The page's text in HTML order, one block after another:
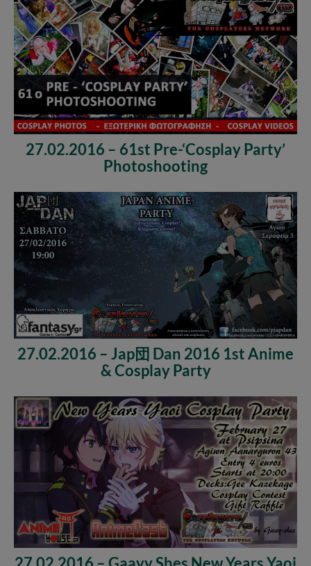
27.02.2016 – 61st Pre-‘Cosplay Party’
Photoshooting
27.02.2016 – Jap団 Dan 2016 1st Anime
& Cosplay Party